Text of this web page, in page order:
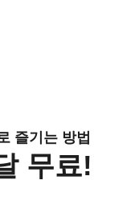
즐기는 방법
무료!